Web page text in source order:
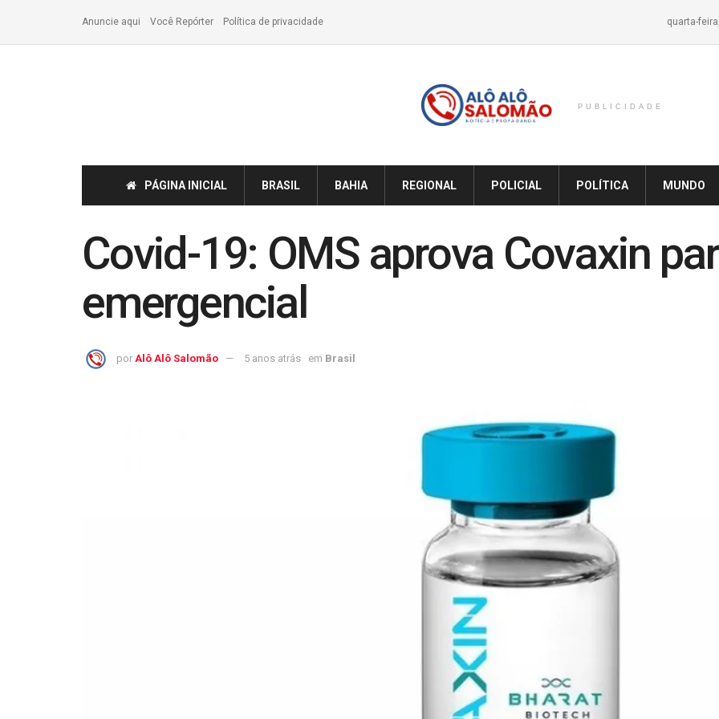
Anuncie aqui Você Repórter Política de privacidade quarta-
PUBLICIDADE
PÁGINA INICIAL BRASIL BAHIA REGIONAL POLICIAL POLÍTICA MUNDO
Covid-19: OMS aprova Covaxin
emergencial
por Alô Alô Salomão 5 anos atrás em Brasil